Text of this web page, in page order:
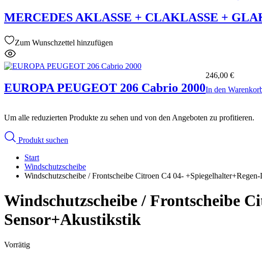
MERCEDES AKLASSE + CLAKLASSE +
Zum Wunschzettel hinzufügen
EUROPA PEUGEOT 206 Cabrio 2000
246,00 €
In den
Um alle reduzierten Produkte zu sehen und von den Angeboten zu profitieren.
Produkt suchen
Start
Windschutzscheibe
Windschutzscheibe / Frontscheibe Citroen C4 04-
Windschutzscheibe / Frontscheibe
Sensor+Akustikstik
Vorrätig